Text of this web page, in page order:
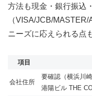
方法も現金・銀行振込
（VISA/JCB/
ニーズに応えられる点
項目
会社住所
要確認（横浜川
港陽ビル THE